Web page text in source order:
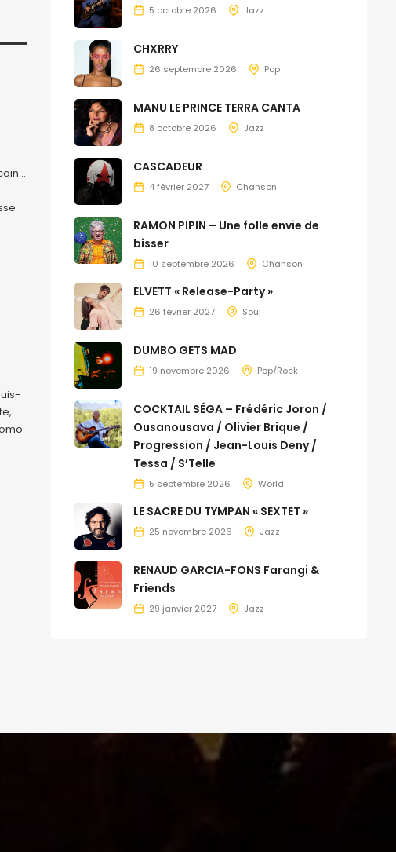
5 octobre 2026 Jazz
CHXRRY
26 septembre 2026 Pop
MANU LE PRINCE TERRA CANTA
8 octobre 2026 Jazz
CASCADEUR
4 février 2027 Chanson
RAMON PIPIN – Une folle envie de
bisser
10 septembre 2026 Chanson
ELVETT « Release-Party »
26 février 2027 Soul
DUMBO GETS MAD
19 novembre 2026 Pop/Rock
COCKTAIL SÉGA – Frédéric Joron /
Ousanousava / Olivier Brique /
Progression / Jean-Louis Deny /
Tessa / S’Telle
5 septembre 2026 World
LE SACRE DU TYMPAN « SEXTET »
25 novembre 2026 Jazz
RENAUD GARCIA-FONS Farangi &
Friends
29 janvier 2027 Jazz